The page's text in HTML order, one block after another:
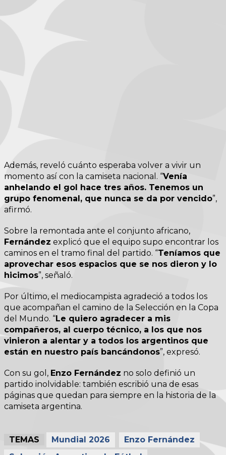
Además, reveló cuánto esperaba volver a vivir un
momento así con la camiseta nacional. “Venía
anhelando el gol hace tres años. Tenemos un
grupo fenomenal, que nunca se da por vencido”,
afirmó.
Sobre la remontada ante el conjunto africano,
Fernández explicó que el equipo supo encontrar los
caminos en el tramo final del partido. “Teníamos que
aprovechar esos espacios que se nos dieron y lo
hicimos”, señaló.
Por último, el mediocampista agradeció a todos los
que acompañan el camino de la Selección en la Copa
del Mundo. “Le quiero agradecer a mis
compañeros, al cuerpo técnico, a los que nos
vinieron a alentar y a todos los argentinos que
están en nuestro país bancándonos”, expresó.
Con su gol, Enzo Fernández no solo definió un
partido inolvidable: también escribió una de esas
páginas que quedan para siempre en la historia de la
camiseta argentina.
TEMAS Mundial 2026
Enzo Fernández